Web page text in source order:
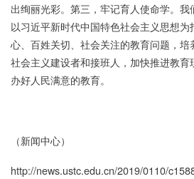
出绚丽光彩。第三，牢记育人使命学。我
以习近平新时代中国特色社会主义思想
心、百姓关切、社会关注的教育问题，
社会主义建设者和接班人，加快推进教育
办好人民满意的教育。
（新闻中心）
http://news.ustc.edu.cn/2019/0110/